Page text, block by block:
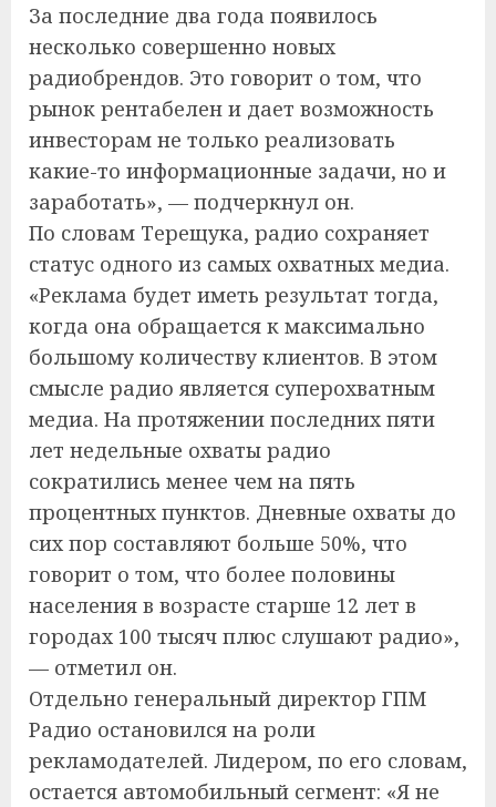
За последние два года появилось
несколько совершенно новых
радиобрендов. Это говорит о том, что
рынок рентабелен и дает возможность
инвесторам не только реализовать
какие-то информационные задачи, но и
заработать», — подчеркнул он.
По словам Терещука, радио сохраняет
статус одного из самых охватных медиа.
«Реклама будет иметь результат тогда,
когда она обращается к максимально
большому количеству клиентов. В этом
смысле радио является суперохватным
медиа. На протяжении последних пяти
лет недельные охваты радио
сократились менее чем на пять
процентных пунктов. Дневные охваты до
сих пор составляют больше 50%, что
говорит о том, что более половины
населения в возрасте старше 12 лет в
городах 100 тысяч плюс слушают радио»,
— отметил он.
Отдельно генеральный директор ГПМ
Радио остановился на роли
рекламодателей. Лидером, по его словам,
остается автомобильный сегмент: «Я не